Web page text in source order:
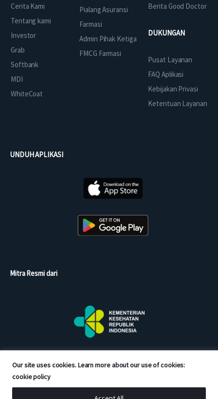
Our site uses cookies. Learn more about our use of cookies:
cookie policy
Cerita Kami
Tentang kami
Investor
Grab
Softbank
MDI
WhiteCoat
Pialang Asuransi
Farmasi
Admin Pihak Ketiga
FMCG Farmasi
Berita Good Doctor
DUKUNGAN
Pusat Layanan
FAQ Aplikasi
Kebijakan Privasi
Ketentuan Layanan
UNDUH APLIKASI
Mitra Resmi dari